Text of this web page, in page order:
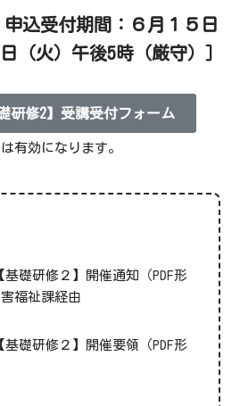
受付期間：６月１５日
（火）午後5時（厳守）］
研修2】受講受付フォーム
有効になります。
礎研修２】開催通知 （PDF形
福祉課経由
礎研修２】開催要領 （PDF形